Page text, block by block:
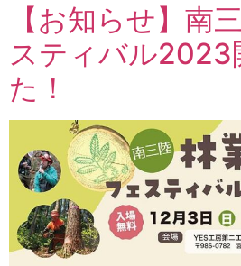
【お知らせ】南
スティバル2023
た！